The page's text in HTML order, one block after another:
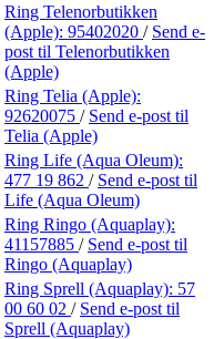
Ring Telenorbutikken
(Apple): 95402020 / Send e-
post til Telenorbutikken
(Apple)
Ring Telia (Apple):
92620075 / Send e-post til
Telia (Apple)
Ring Life (Aqua Oleum):
477 19 862 / Send e-post til
Life (Aqua Oleum)
Ring Ringo (Aquaplay):
41157885 / Send e-post til
Ringo (Aquaplay)
Ring Sprell (Aquaplay): 57
00 60 02 / Send e-post til
Sprell (Aquaplay)